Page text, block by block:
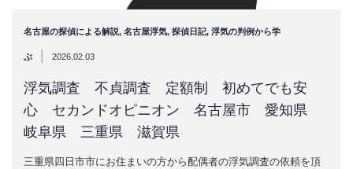
名古屋の探偵による解説, 名古屋浮気, 探偵日記, 浮気の判例から学
ぶ 2026.02.03
浮気調査 不貞調査 定額制 初めてでも安
心 セカンドオピニオン 名古屋市 愛知県
岐阜県 三重県 滋賀県
三重県四日市市にお住まいの方から配偶者の浮気調査の依頼を頂